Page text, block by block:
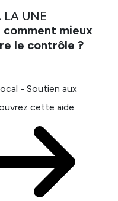
LA UNE
mieux
le contrôle ?
- Soutien aux
cette aide